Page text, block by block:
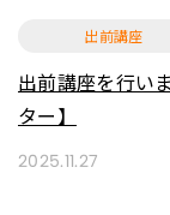
2025.11.27
出前講座
出前講座を行い
ター】